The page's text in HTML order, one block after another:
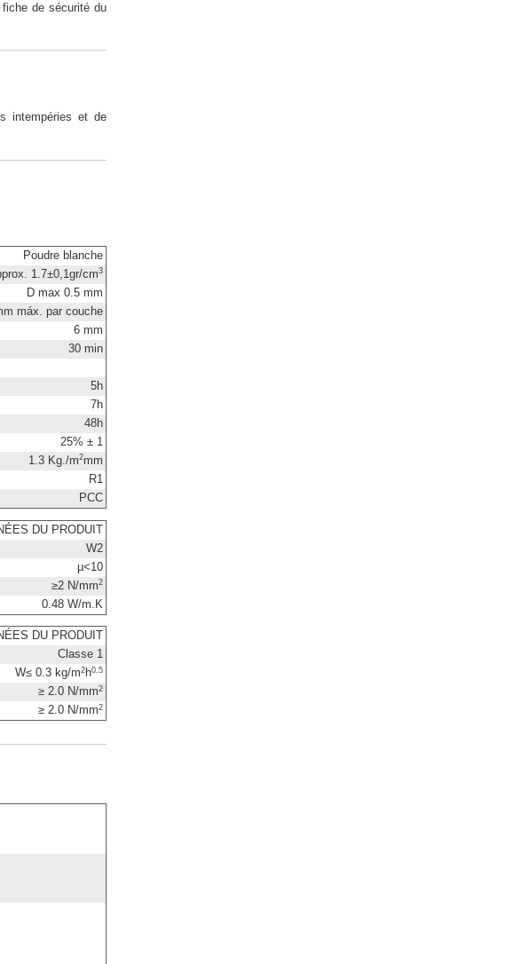
de sécurité du
intempéries et de
Poudre blanche
1.7±0,1gr/cm3
D max 0.5 mm
máx. par couche
6 mm
30 min
5h
7h
48h
25% ± 1
1.3 Kg./m2mm
R1
PCC
DU PRODUIT
W2
µ<10
≥2 N/mm2
0.48 W/m.K
DU PRODUIT
Classe 1
W≤ 0.3 kg/m2h0.5
≥ 2.0 N/mm2
≥ 2.0 N/mm2